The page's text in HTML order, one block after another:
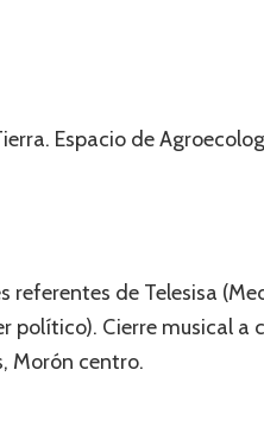
Espacio de
referentes de Telesisa
político). Cierre musical a
Morón centro.